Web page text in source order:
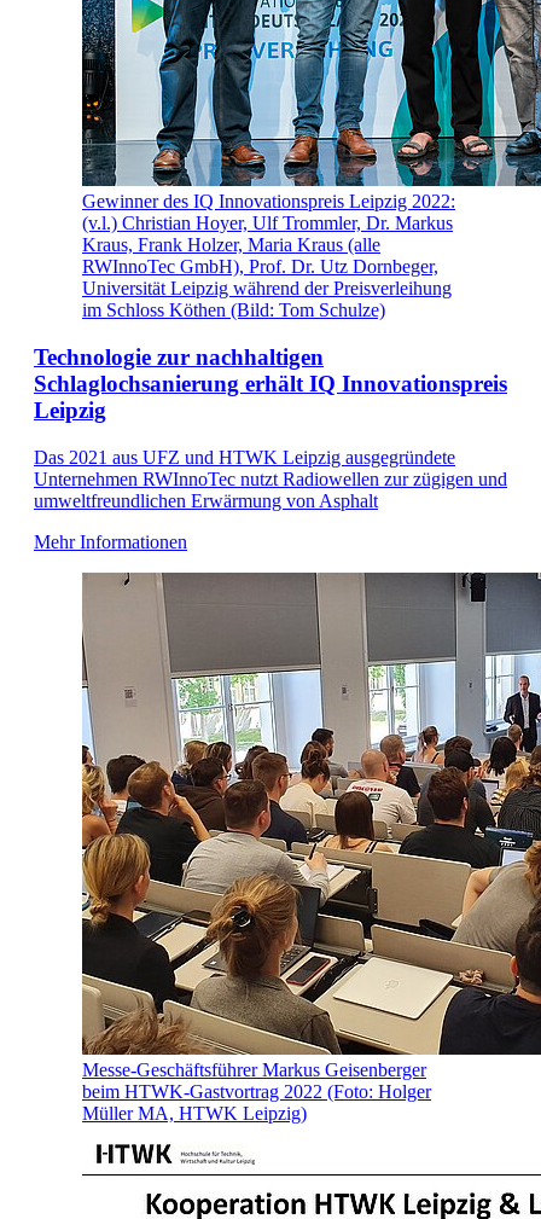
Gewinner des IQ Innovationspreis Leipzig 2022:
(v.l.) Christian Hoyer, Ulf Trommler, Dr. Markus
Kraus, Frank Holzer, Maria Kraus (alle
RWInnoTec GmbH), Prof. Dr. Utz Dornbeger,
Universität Leipzig während der Preisverleihung
im Schloss Köthen (Bild: Tom Schulze)
Technologie zur nachhaltigen
Schlaglochsanierung erhält IQ Innovationspreis
Leipzig
Das 2021 aus UFZ und HTWK Leipzig ausgegründete
Unternehmen RWInnoTec nutzt Radiowellen zur zügigen und
umweltfreundlichen Erwärmung von Asphalt
Mehr Informationen
Messe-Geschäftsführer Markus Geisenberger
beim HTWK-Gastvortrag 2022 (Foto: Holger
Müller MA, HTWK Leipzig)